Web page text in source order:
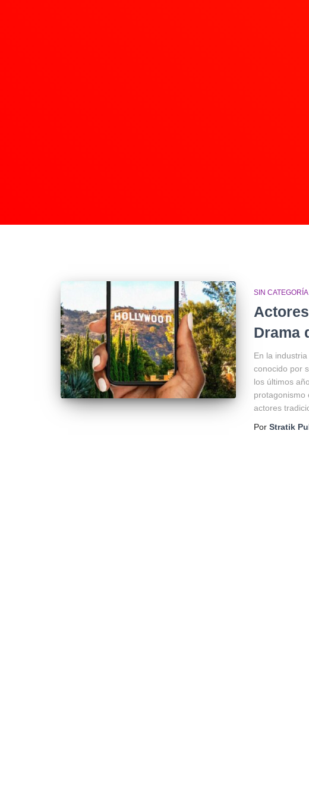
SIN CATEGORÍA
Drama
En la
conocido por
los últimos
protagonismo
actores
Por Stratik